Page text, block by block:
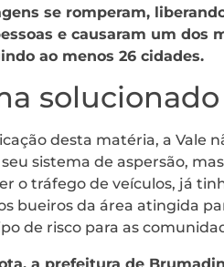
se romperam,
e causaram um dos
ao menos 26 cidades.
solucionado
desta matéria, a Vale
sistema de aspersão,
o tráfego de veículos, já
bueiros da área atingida
de risco para as